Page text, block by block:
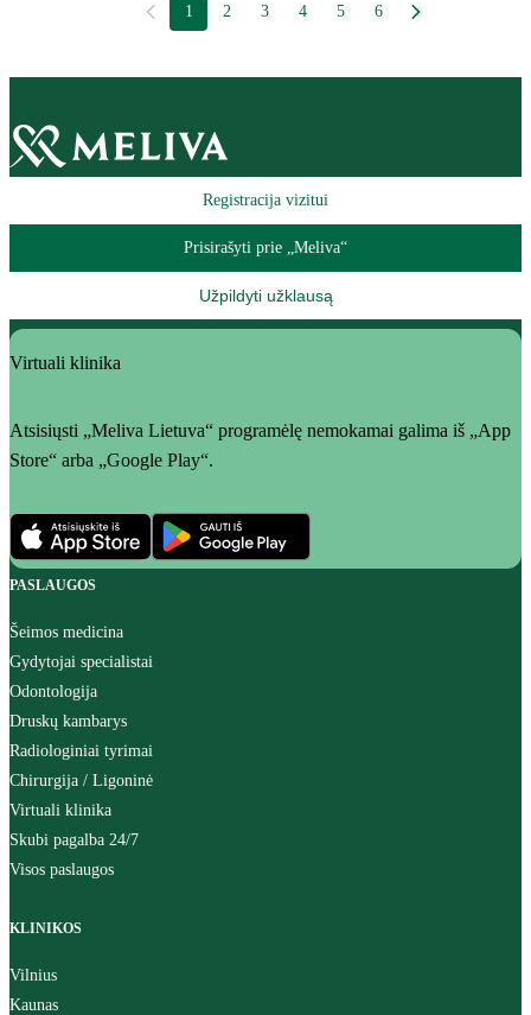
1 2 3 4 5 6
Registracija vizitui
Prisirašyti prie „Meliva“
Užpildyti užklausą
Virtuali klinika
Atsisiųsti „Meliva Lietuva“ programėlę nemokamai galima iš „App
Store“ arba „Google Play“.
PASLAUGOS
Šeimos medicina
Gydytojai specialistai
Odontologija
Druskų kambarys
Radiologiniai tyrimai
Chirurgija / Ligoninė
Virtuali klinika
Skubi pagalba 24/7
Visos paslaugos
KLINIKOS
Vilnius
Kaunas